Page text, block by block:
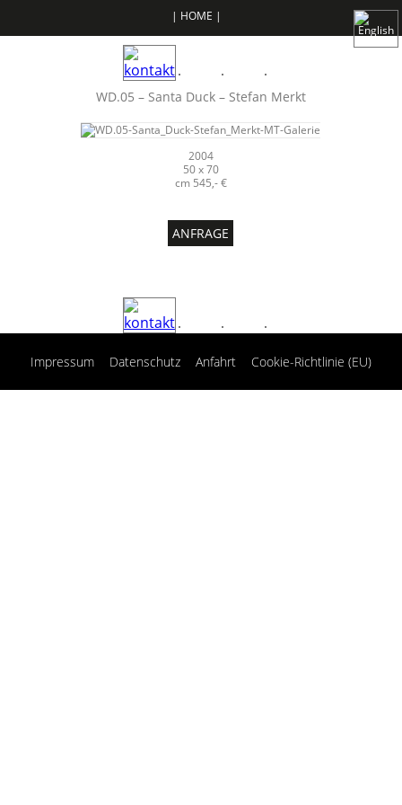
| HOME |
WD.05 – Santa Duck – Stefan Merkt
2004
50 x 70
cm 545,- €
ANFRAGE
Impressum Datenschutz Anfahrt Cookie-Richtlinie (EU)